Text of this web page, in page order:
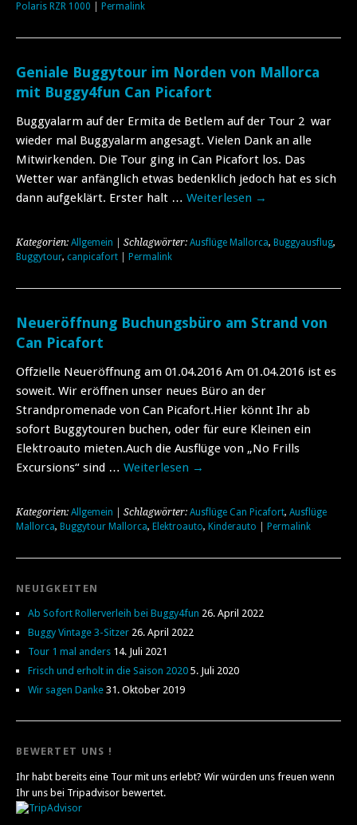
Polaris RZR 1000
Permalink
Geniale Buggytour im Norden von Mallorca
mit Buggy4fun Can Picafort
Buggyalarm auf der Ermita de Betlem auf der Tour 2 war
wieder mal Buggyalarm angesagt. Vielen Dank an alle
Mitwirkenden. Die Tour ging in Can Picafort los. Das
Wetter war anfänglich etwas bedenklich jedoch hat es sich
dann aufgeklärt. Erster halt … Weiterlesen →
Kategorien: Allgemein | Schlagwörter: Ausflüge Mallorca, Buggyausflug,
Buggytour, canpicafort Permalink
Neueröffnung Buchungsbüro am Strand von
Can Picafort
Offzielle Neueröffnung am 01.04.2016 Am 01.04.2016 ist es
soweit. Wir eröffnen unser neues Büro an der
Strandpromenade von Can Picafort.Hier könnt Ihr ab
sofort Buggytouren buchen, oder für eure Kleinen ein
Elektroauto mieten.Auch die Ausflüge von „No Frills
Excursions“ sind … Weiterlesen →
Kategorien: Allgemein | Schlagwörter: Ausflüge Can Picafort, Ausflüge
Mallorca, Buggytour Mallorca, Elektroauto, Kinderauto Permalink
NEUIGKEITEN
Ab Sofort Rollerverleih bei Buggy4fun 26. April 2022
Buggy Vintage 3-Sitzer 26. April 2022
Tour 1 mal anders 14. Juli 2021
Frisch und erholt in die Saison 2020 5. Juli 2020
Wir sagen Danke 31. Oktober 2019
BEWERTET UNS !
Ihr habt bereits eine Tour mit uns erlebt? Wir würden uns freuen wenn
Ihr uns bei Tripadvisor bewertet.